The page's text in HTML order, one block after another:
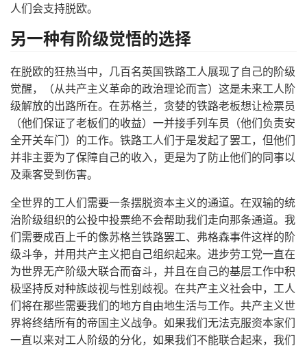
人们会支持脱欧。
另一种有阶级觉悟的选择
在脱欧的狂热当中，几百名英国铁路工人展现了自己的阶级
觉醒，（从共产主义革命的政治理论而言）这是未来工人阶
级解放的出路所在。在苏格兰，贪婪的铁路老板想让检票员
（他们保证了老板们的收益）一并接手列车员（他们负责安
全开关车门）的工作。铁路工人们于是发起了罢工，但他们
并非主要为了保障自己的收入，更是为了防止他们的同事以
及乘客受到伤害。
全世界的工人们需要一条摆脱资本主义的通道。在双输的统
治阶级组织的公投中投票绝不会帮助我们走向那条通道。我
们需要成百上千的像苏格兰铁路罢工、弗格森事件这样的阶
级斗争，并用共产主义把自己组织起来。进步劳工党一直在
为世界无产阶级大联合而奋斗，并且在自己的基层工作中积
极坚持反对种族歧视与性别歧视。在共产主义社会中，工人
们将在那些需要我们的地方自由地生活与工作。共产主义世
界将终结所有的帝国主义战争。如果我们无法克服资本家们
一直以来对工人阶级的分化，如果我们不能联合起来，我们